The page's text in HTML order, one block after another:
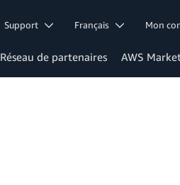
Support Français Mon
Réseau de partenaires AWS